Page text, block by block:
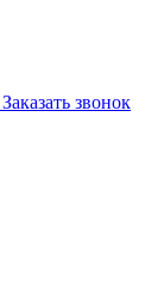
Заказать звонок